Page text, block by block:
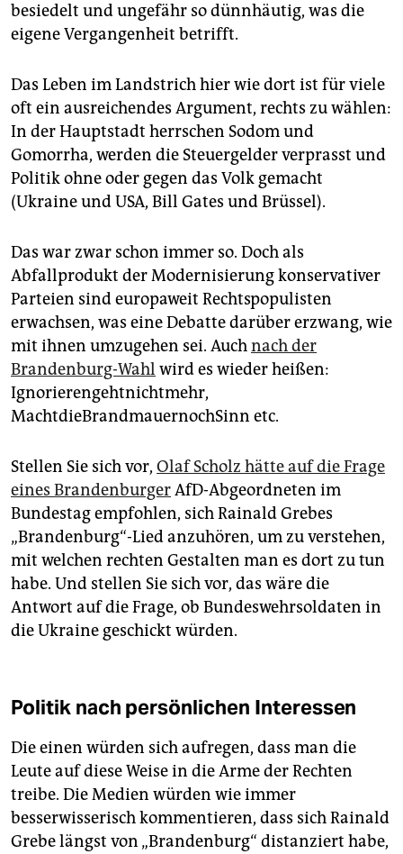
besiedelt und ungefähr so dünnhäutig, was die
eigene Vergangenheit betrifft.
Das Leben im Landstrich hier wie dort ist für viele
oft ein ausreichendes Argument, rechts zu wählen:
In der Hauptstadt herrschen Sodom und
Gomorrha, werden die Steuergelder verprasst und
Politik ohne oder gegen das Volk gemacht
(Ukraine und USA, Bill Gates und Brüssel).
Das war zwar schon immer so. Doch als
Abfallprodukt der Modernisierung konservativer
Parteien sind europaweit Rechtspopulisten
erwachsen, was eine Debatte darüber erzwang, wie
mit ihnen umzugehen sei. Auchnach der
Brandenburg-Wahl wird es wieder heißen:
Ignorierengehtnichtmehr,
MachtdieBrandmauernochSinn etc.
Stellen Sie sich vor, Olaf Scholz hätte auf die Frage
eines BrandenburgerAfD-Abgeordneten im
Bundestag empfohlen, sich Rainald Grebes
„Brandenburg“-Lied anzuhören, um zu verstehen,
mit welchen rechten Gestalten man es dort zu tun
habe. Und stellen Sie sich vor, das wäre die
Antwort auf die Frage, ob Bundeswehrsoldaten in
die Ukraine geschickt würden.
Politik nach persönlichen Interessen
Die einen würden sich aufregen, dass man die
Leute auf diese Weise in die Arme der Rechten
treibe. Die Medien würden wie immer
besserwisserisch kommentieren, dass sich Rainald
Grebe längst von „Brandenburg“ distanziert habe,